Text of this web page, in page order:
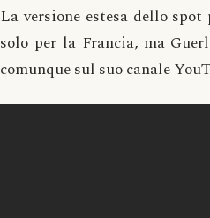
La versione estesa dello
solo per la Francia, ma
comunque sul suo canale